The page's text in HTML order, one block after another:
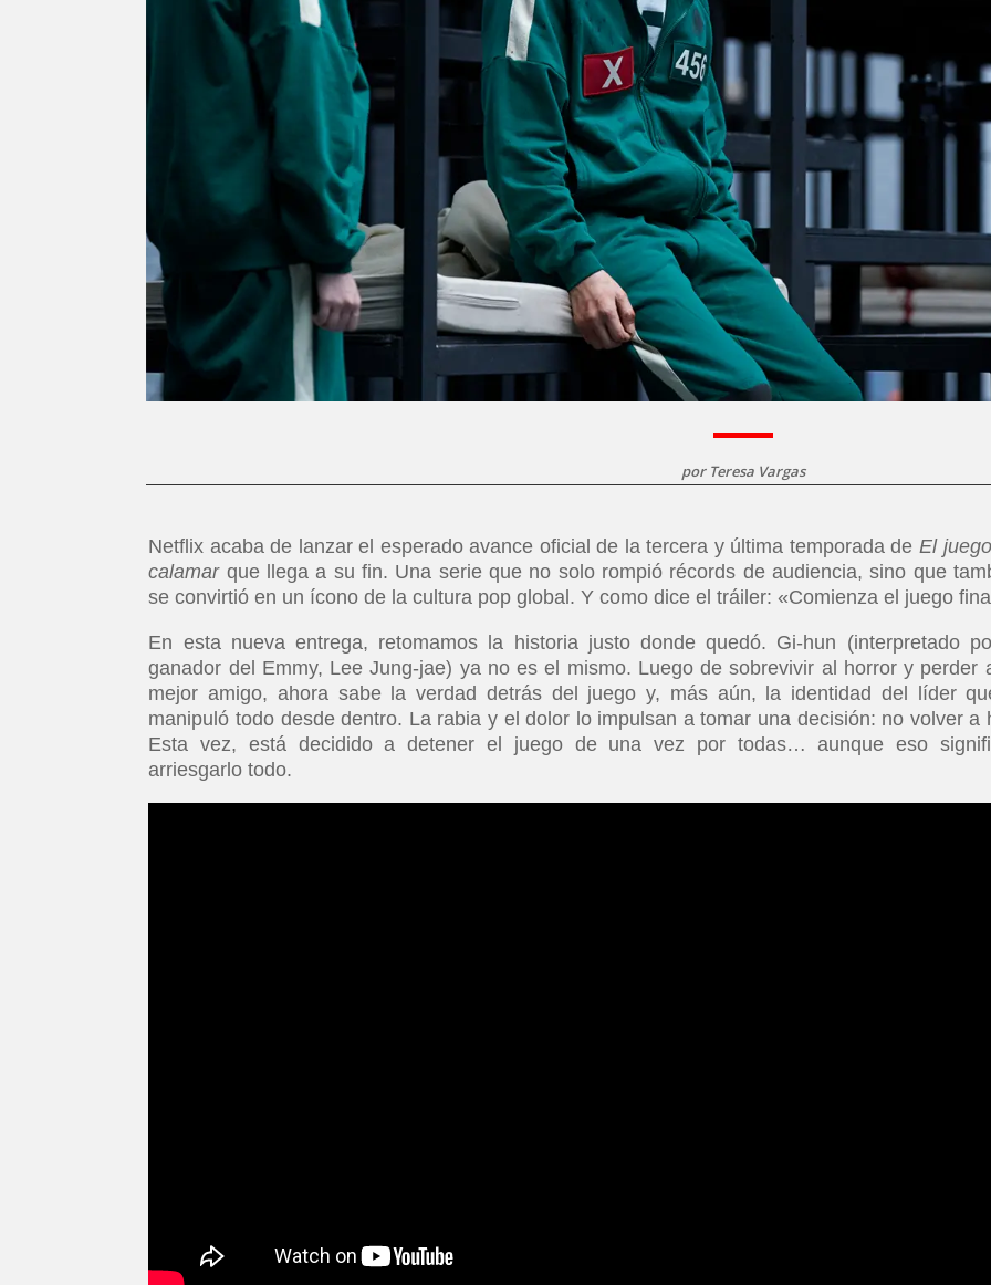
por Teresa Vargas
Netflix acaba de lanzar el esperado avance oficial de la tercera y última temporada de El
calamarque llega a su fin. Una serie que no solo rompió récords de audiencia, sino que
se convirtió en un ícono de la cultura pop global. Y como dice el tráiler: «Comienza el juego
En esta nueva entrega, retomamos la historia justo donde quedó. Gi-hun (interpretado
ganador del Emmy, Lee Jung-jae) ya no es el mismo. Luego de sobrevivir al horror y perder
mejor amigo, ahora sabe la verdad detrás del juego y, más aún, la identidad del líder
manipuló todo desde dentro. La rabia y el dolor lo impulsan a tomar una decisión: no volver a
Esta vez, está decidido a detener el juego de una vez por todas… aunque eso
arriesgarlo todo.